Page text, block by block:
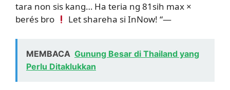
tara non sis kang… Ha teria ng 81sih max ×
berés bro
Let shareha si InNow! “—
MEMBACA Gunung Besar di Thailand yang
Perlu Ditaklukkan